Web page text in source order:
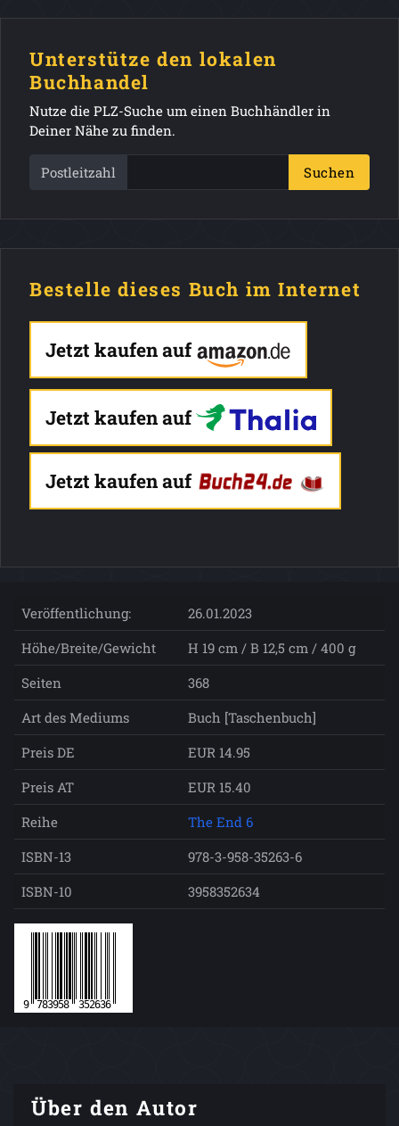
Unterstütze den lokalen
Buchhandel
Nutze die PLZ-Suche um einen Buchhändler in
Deiner Nähe zu finden.
Postleitzahl Suchen
Bestelle dieses Buch im Internet
Jetzt kaufen auf
Jetzt kaufen auf
Jetzt kaufen auf
Veröffentlichung:
26.01.2023
Höhe/Breite/Gewicht
H 19 cm / B 12,5 cm / 400 g
Seiten
368
Art des Mediums
Buch [Taschenbuch]
Preis DE
EUR 14.95
Preis AT
EUR 15.40
Reihe
The End 6
ISBN-13
978-3-958-35263-6
ISBN-10
3958352634
Über den Autor